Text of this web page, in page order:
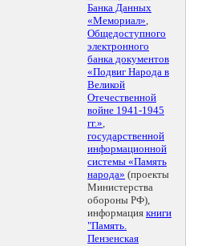
Банка Данных
«Мемориал»,
Общедоступного
электронного
банка документов
«Подвиг Народа в
Великой
Отечественной
войне 1941-1945
гг.»,
государственной
информационной
системы «Память
народа» (проекты
Министерства
обороны РФ),
информация книги
"Память.
Пензенская